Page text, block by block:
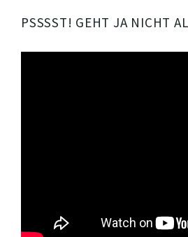
PSSSST! GEHT JA NICHT